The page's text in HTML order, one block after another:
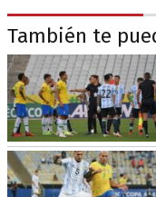
También te